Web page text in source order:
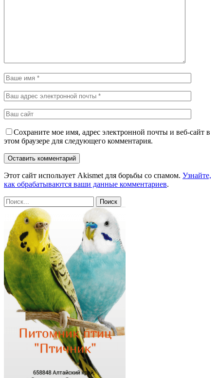
Сохраните мое имя, адрес электронной почты и веб-сайт в
этом браузере для следующего комментария.
Этот сайт использует Akismet для борьбы со спамом. Узнайте,
как обрабатываются ваши данные комментариев.